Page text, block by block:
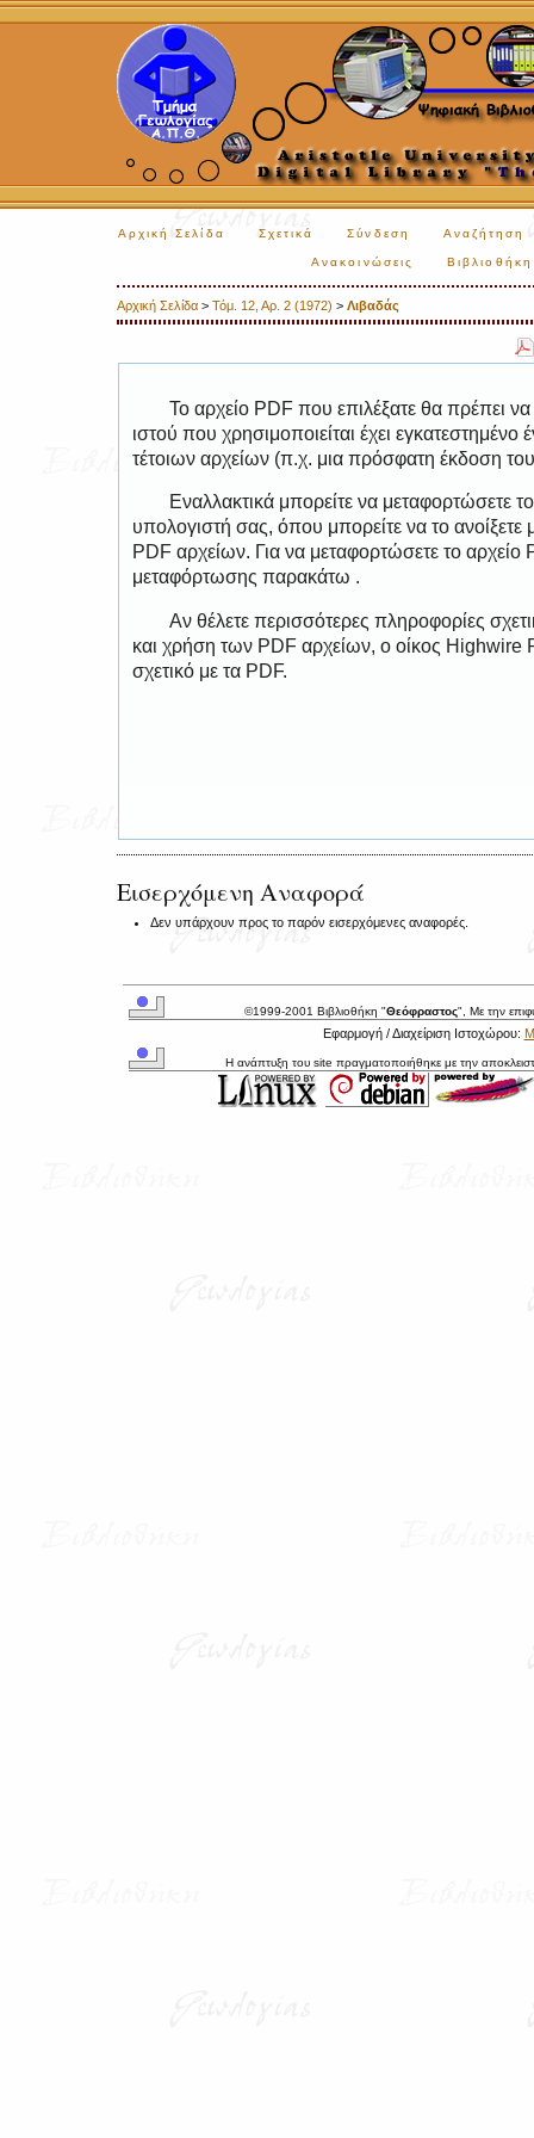
Αρχική Σελίδα Σχετικά Σύνδεση Αναζήτηση
Ανακοινώσεις Βιβλιοθήκη
Αρχική Σελίδα > Τόμ. 12, Αρ. 2 (1972) > Λιβαδάς
Το αρχείο PDF που επιλέξατε θα πρέπει
ιστού που χρησιμοποιείται έχει
τέτοιων αρχείων (π.χ. μια πρόσφατη έκδοση
Εναλλακτικά μπορείτε να μεταφορτώσετε
υπολογιστή σας, όπου μπορείτε να το
PDF αρχείων. Για να μεταφορτώσετε το
μεταφόρτωσης παρακάτω .
Αν θέλετε περισσότερες πληροφορίες
και χρήση των PDF αρχείων, ο οίκος Highwire
σχετικό με τα PDF.
Εισερχόμενη Αναφορά
Δεν υπάρχουν προς το παρόν εισερχόμενες αναφορές.
©1999-2001 Βιβλιοθήκη "Θεόφραστος", Με την
Εφαρμογή / Διαχείριση Ιστοχώρου:
Η ανάπτυξη του site πραγματοποιήθηκε με την